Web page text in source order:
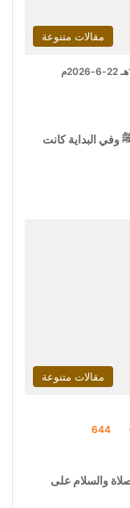
مقالات متنوعة
وفي البداية كانت
مقالات متنوعة
644
والسلام على